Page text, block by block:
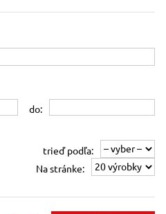
do:
trieď podľa:
Na stránke: